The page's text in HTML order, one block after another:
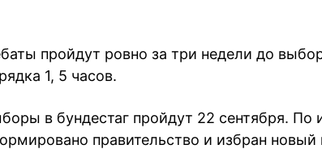
пройдут ровно за три недели до
1, 5 часов.
в бундестаг пройдут 22 сентября. По
правительство и избран